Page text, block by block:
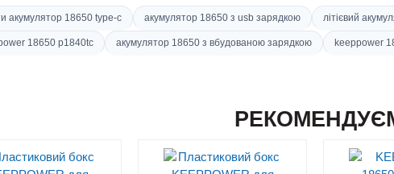
акумулятор 18650 type-c акумулятор 18650 з usb зарядкою літієвий
18650 p1840tc акумулятор 18650 з вбудованою зарядкою keeppower